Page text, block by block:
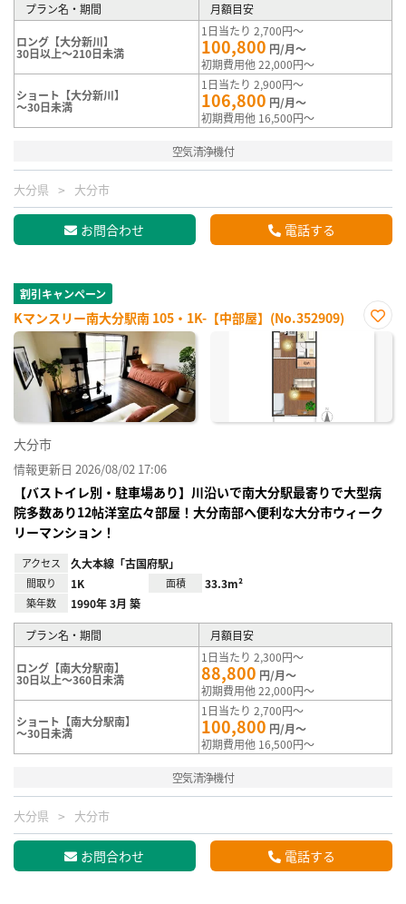
プラン名・期間 月額目安
ロング【大分新川】
30日以上～210日未満
1日当たり 2,700円～
100,800 円/月～
初期費用他 22,000円～
ショート【大分新川】
～30日未満
1日当たり 2,900円～
106,800 円/月～
初期費用他 16,500円～
空気清浄機付
大分県 大分市
お問合わせ 電話する
割引キャンペーン
Kマンスリー南大分駅南 105・1K-【中部屋】(No.352909)
お気
大分市
情報更新日 2026/08/02 17:06
【バストイレ別・駐車場あり】川沿いで南大分駅最寄りで大型病
院多数あり12帖洋室広々部屋！大分南部へ便利な大分市ウィーク
リーマンション！
アクセス 久大本線「古国府駅」
間取り 1K 面積 33.3m²
築年数 1990年 3月 築
プラン名・期間 月額目安
ロング【南大分駅南】
30日以上～360日未満
1日当たり 2,300円～
88,800 円/月～
初期費用他 22,000円～
ショート【南大分駅南】
～30日未満
1日当たり 2,700円～
100,800 円/月～
初期費用他 16,500円～
空気清浄機付
大分県 大分市
お問合わせ 電話する